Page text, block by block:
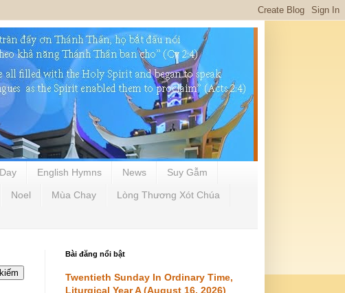
English Hymns News Suy Gẫm
Noel Mùa Chay Lòng Thương Xót Chúa
Bài đăng nổi bật
Twentieth Sunday In Ordinary Time,
Liturgical Year A (August 16, 2026)